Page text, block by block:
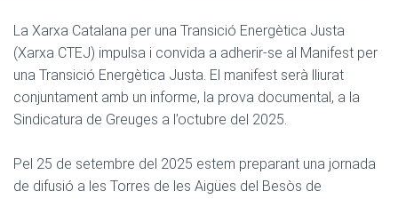
La Xarxa Catalana per una Transició Energètica Justa
(Xarxa CTEJ) impulsa i convida a adherir-se al Manifest per
una Transició Energètica Justa. El manifest serà lliurat
conjuntament amb un informe, la prova documental, a la
Sindicatura de Greuges a l’octubre del 2025.
Pel 25 de setembre del 2025 estem preparant una jornada
de difusió a les Torres de les Aigües del Besòs de